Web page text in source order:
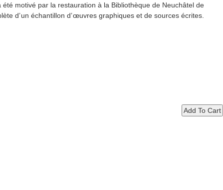
été motivé par la restauration à la Bibliothèque de Neuchâtel de
d’ un échantillon d’ œuvres graphiques et de sources écrites.